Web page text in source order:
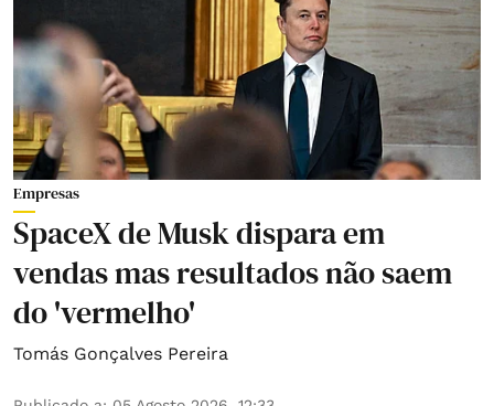
Empresas
SpaceX de Musk dispara em
vendas mas resultados não saem
do 'vermelho'
Tomás Gonçalves Pereira